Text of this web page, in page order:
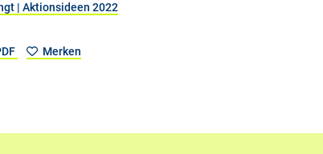
| Aktionsideen 2022
Merken